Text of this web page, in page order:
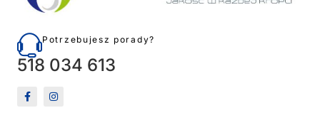
Potrzebujesz porady?
518 034 613